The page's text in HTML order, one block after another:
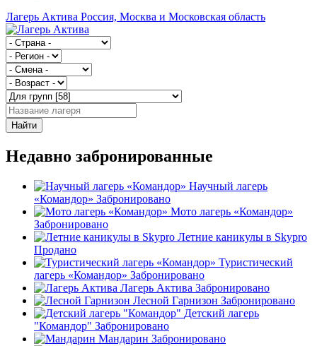
Лагерь Актива Россия, Москва и Московская область
Найти
Недавно забронированные
Научный лагерь
«Командор» Забронировано
Мото лагерь «Командор»
Забронировано
Летние каникулы в Skypro
Продано
Туристический
лагерь «Командор» Забронировано
Лагерь Актива Забронировано
Лесной Гарнизон Забронировано
Детский лагерь
"Командор" Забронировано
Мандарин Забронировано